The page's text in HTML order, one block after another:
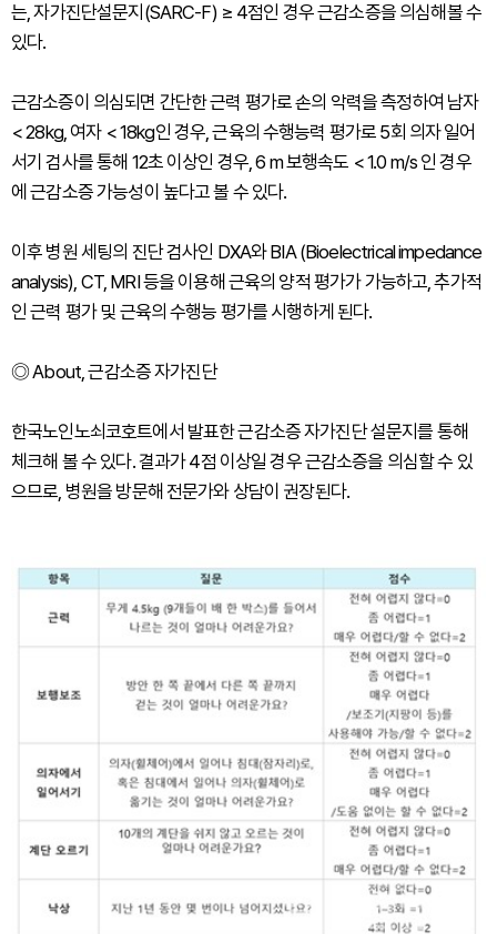
는, 자가진단설문지(SARC-F) ≥ 4점인 경우 근감소증을 의심해볼 수
있다.
근감소증이 의심되면 간단한 근력 평가로 손의 악력을 측정하여 남자
< 28kg, 여자 < 18kg인 경우, 근육의 수행능력 평가로 5회 의자 일어
서기 검사를 통해 12초 이상인 경우, 6 m 보행속도 < 1.0 m/s 인 경우
에 근감소증 가능성이 높다고 볼 수 있다.
이후 병원 세팅의 진단 검사인 DXA와 BIA (Bioelectrical impedance
analysis), CT, MRI 등을 이용해 근육의 양적 평가가 가능하고, 추가적
인 근력 평가 및 근육의 수행능 평가를 시행하게 된다.
◎ About, 근감소증 자가진단
한국노인노쇠코호트에서 발표한 근감소증 자가진단 설문지를 통해
체크해 볼 수 있다. 결과가 4점 이상일 경우 근감소증을 의심할 수 있
으므로, 병원을 방문해 전문가와 상담이 권장된다.